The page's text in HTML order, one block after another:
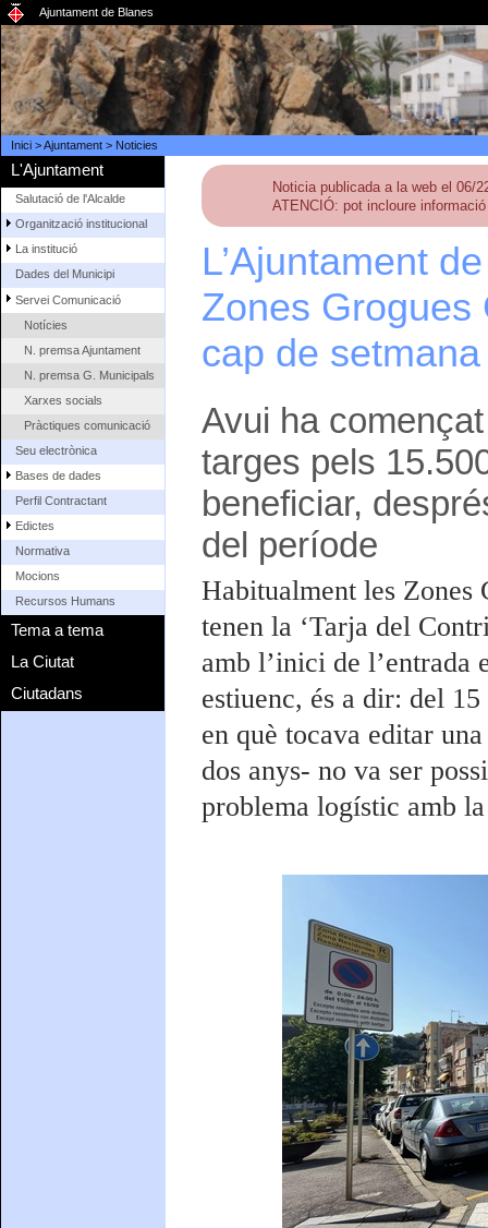
Ajuntament de Blanes
Inici>Ajuntament> Noticies
L'Ajuntament
Salutació de l'Alcalde
Organització institucional
La institució
Dades del Municipi
Servei Comunicació
Notícies
N. premsa Ajuntament
N. premsa G. Municipals
Xarxes socials
Pràctiques comunicació
Seu electrònica
Bases de dades
Perfil Contractant
Edictes
Normativa
Mocions
Recursos Humans
Tema a tema
La Ciutat
Ciutadans
Noticia publicada a la web el 06/
ATENCIÓ: pot incloure
L’Ajuntament
Zones Grogues
cap de
Avui ha
targes pels
beneficiar,
del període
Habitualment les Zones
tenen la ‘Tarja del
amb l’inici de l’entrada
estiuenc, és a dir: del
en què tocava editar
dos anys- no va ser
problema logístic amb